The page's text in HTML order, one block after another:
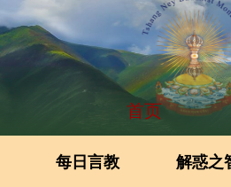
首页
每日言教 解惑之